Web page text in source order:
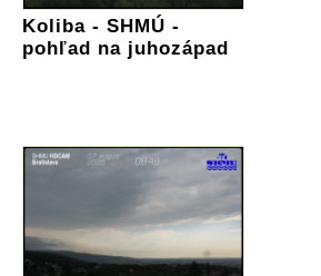
Koliba - SHMÚ -
pohľad na juhozápad